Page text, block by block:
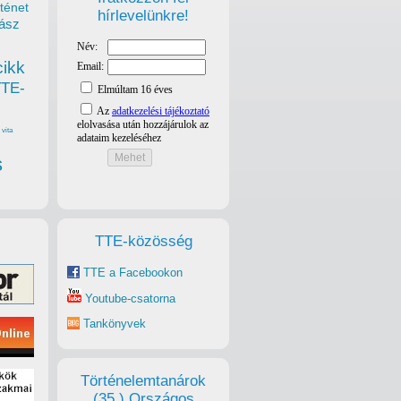
a
hírlevelünkre!
TTE-közösség
TTE a Facebookon
Youtube-csatorna
Tankönyvek
Történelemtanárok
vita